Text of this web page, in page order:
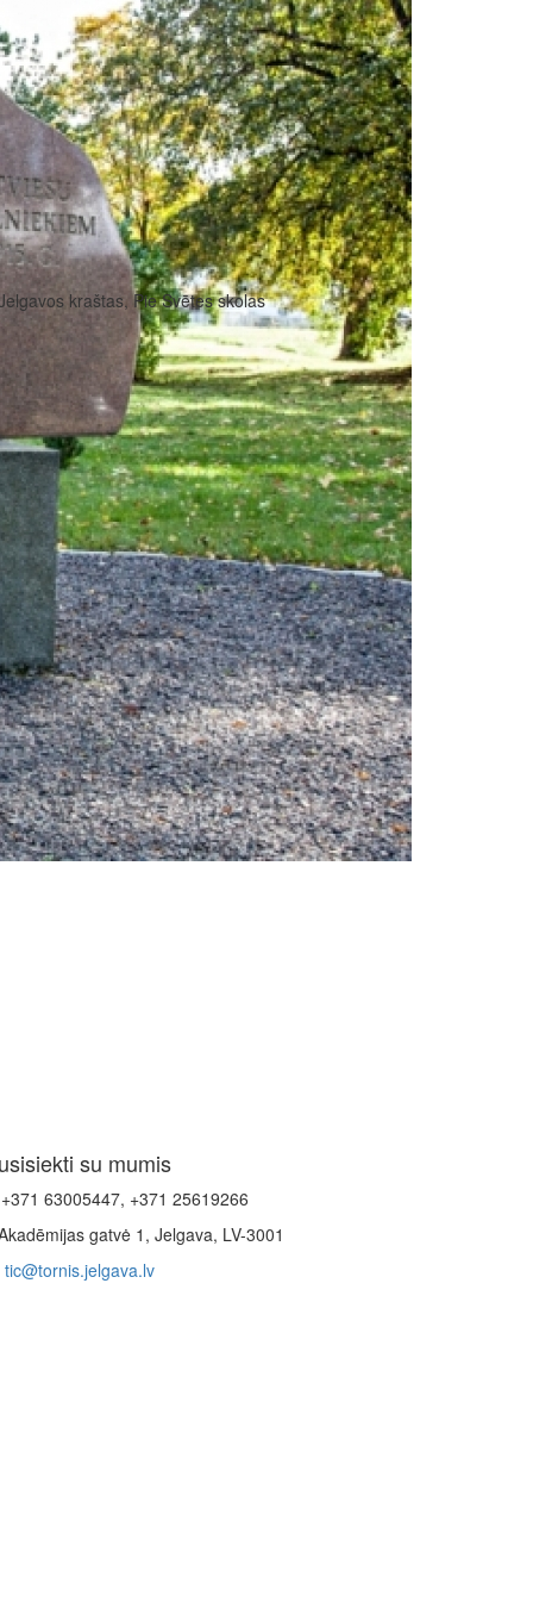
kraštas, Pie Svētes skolas
su mumis
63005447, +371 25619266
gatvė 1, Jelgava, LV-3001
tic@tornis.jelgava.lv